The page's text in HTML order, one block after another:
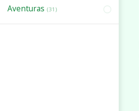
Aventuras (31)